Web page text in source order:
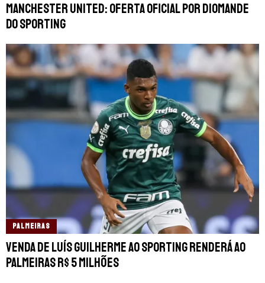
Manchester United: oferta oficial por Diomande
do Sporting
PALMEIRAS
Venda de Luís Guilherme ao Sporting renderá ao
Palmeiras R$ 5 milhões